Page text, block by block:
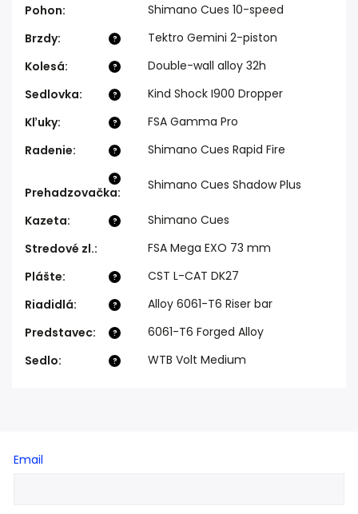
Pohon: Shimano Cues 10-speed
?
Brzdy: Tektro Gemini 2-piston
?
Kolesá: Double-wall alloy 32h
?
Sedlovka: Kind Shock I900 Dropper
?
Kľuky: FSA Gamma Pro
?
Radenie: Shimano Cues Rapid Fire
?
Prehadzovačka: Shimano Cues Shadow Plus
?
Kazeta:
Shimano Cues
Stredové zl.: FSA Mega EXO 73 mm
?
Plášte: CST L-CAT DK27
?
Riadidlá: Alloy 6061-T6 Riser bar
?
Predstavec: 6061-T6 Forged Alloy
?
Sedlo: WTB Volt Medium
Email